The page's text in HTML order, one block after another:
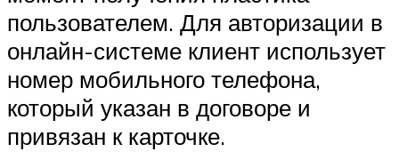
пользователем. Для авторизации в
онлайн-системе клиент использует
номер мобильного телефона,
который указан в договоре и
привязан к карточке.